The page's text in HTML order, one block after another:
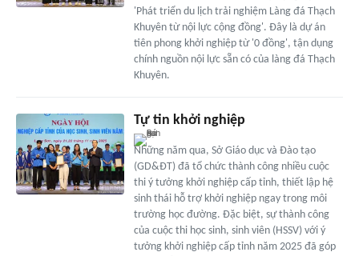
'Phát triển du lịch trải nghiệm Làng đá Thạch
Khuyên từ nội lực cộng đồng'. Đây là dự án
tiên phong khởi nghiệp từ '0 đồng', tận dụng
chính nguồn nội lực sẵn có của làng đá Thạch
Khuyên.
Tự tin khởi nghiệp
Những năm qua, Sở Giáo dục và Đào tạo
(GD&ĐT) đã tổ chức thành công nhiều cuộc
thi ý tưởng khởi nghiệp cấp tỉnh, thiết lập hệ
sinh thái hỗ trợ khởi nghiệp ngay trong môi
trường học đường. Đặc biệt, sự thành công
của cuộc thi học sinh, sinh viên (HSSV) với ý
tưởng khởi nghiệp cấp tỉnh năm 2025 đã góp